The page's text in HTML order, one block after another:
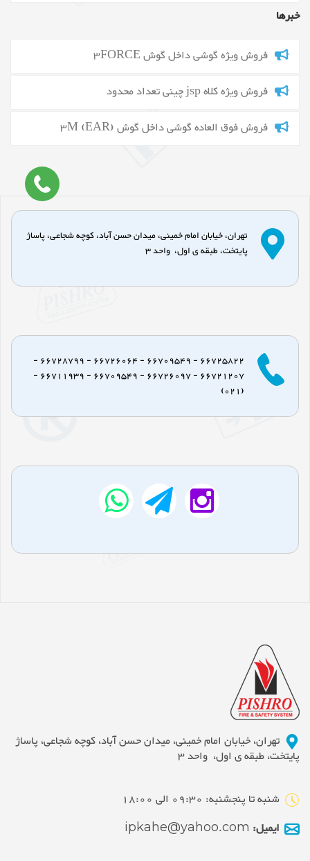
خبرها
فروش ویژه گوشی داخل گوش 3FORCE
فروش ویژه کلاه jsp چینی تعداد محدود
فروش فوق العاده گوشی داخل گوش 3M (EAR)
تهران، خیابان امام خمینی، میدان حسن آباد، کوچه شجاعی، پاساژ
پایتخت، طبقه ی اول، واحد 3
66725822 - 66709549 - 66726064 - 66728799 -
66721207 - 66726097 - 66709549 - 66711939 -
(021)
تهران، خیابان امام خمینی، میدان حسن آباد، کوچه شجاعی، پاساژ
پایتخت، طبقه ی اول، واحد 3
شنبه تا پنجشنبه: 09:30 الی 18:00
ایمیل: